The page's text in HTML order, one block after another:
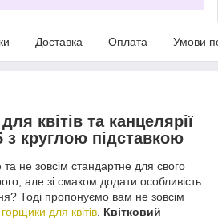
Доставка Оплата Умови
квітів та канцелярії
з круглою підставкою
не зовсім стандартне для свого
але зі смаком додати особливість
Тоді пропонуємо вам не зовсім
горщики для квітів. Квітковий